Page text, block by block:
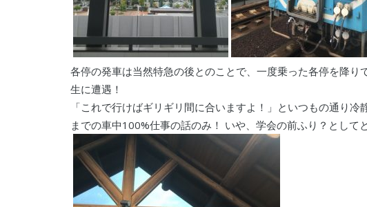
各停の発車は当然特急の後とのことで、一度乗った各停を降
生に遭遇！
「これで行けばギリギリ間に合いますよ！」といつもの通り
までの車中100%仕事の話のみ！ いや、学会の前ふり？として